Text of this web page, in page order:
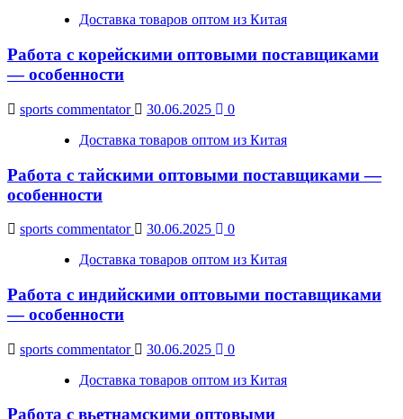
Доставка товаров оптом из Китая
Работа с корейскими оптовыми поставщиками
— особенности
sports commentator 30.06.2025
0
Доставка товаров оптом из Китая
Работа с тайскими оптовыми поставщиками —
особенности
sports commentator 30.06.2025
0
Доставка товаров оптом из Китая
Работа с индийскими оптовыми поставщиками
— особенности
sports commentator 30.06.2025
0
Доставка товаров оптом из Китая
Работа с вьетнамскими оптовыми